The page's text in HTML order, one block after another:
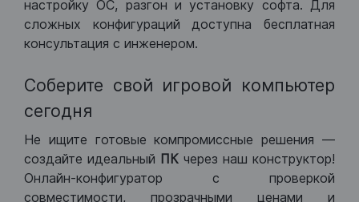
настройку ОС, разгон и установку софта. Для
сложных конфигураций доступна бесплатная
консультация с инженером.
Соберите свой игровой компьютер
сегодня
Не ищите готовые компромиссные решения —
создайте идеальный ПК через наш конструктор!
Онлайн-конфигуратор с проверкой
совместимости, прозрачными ценами и